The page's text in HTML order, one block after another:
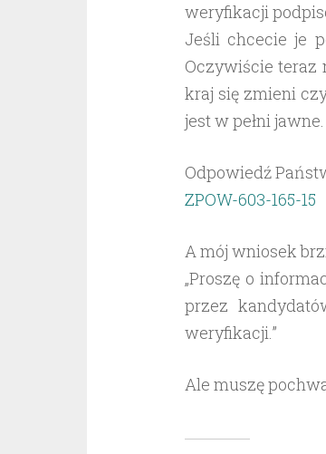
weryfikacji
Jeśli chcecie je
Oczywiście teraz
kraj się zmieni
jest w pełni jawne.
Odpowiedź
ZPOW-603-165-15
A mój wniosek
„Proszę o
przez
weryfikacji.”
Ale muszę